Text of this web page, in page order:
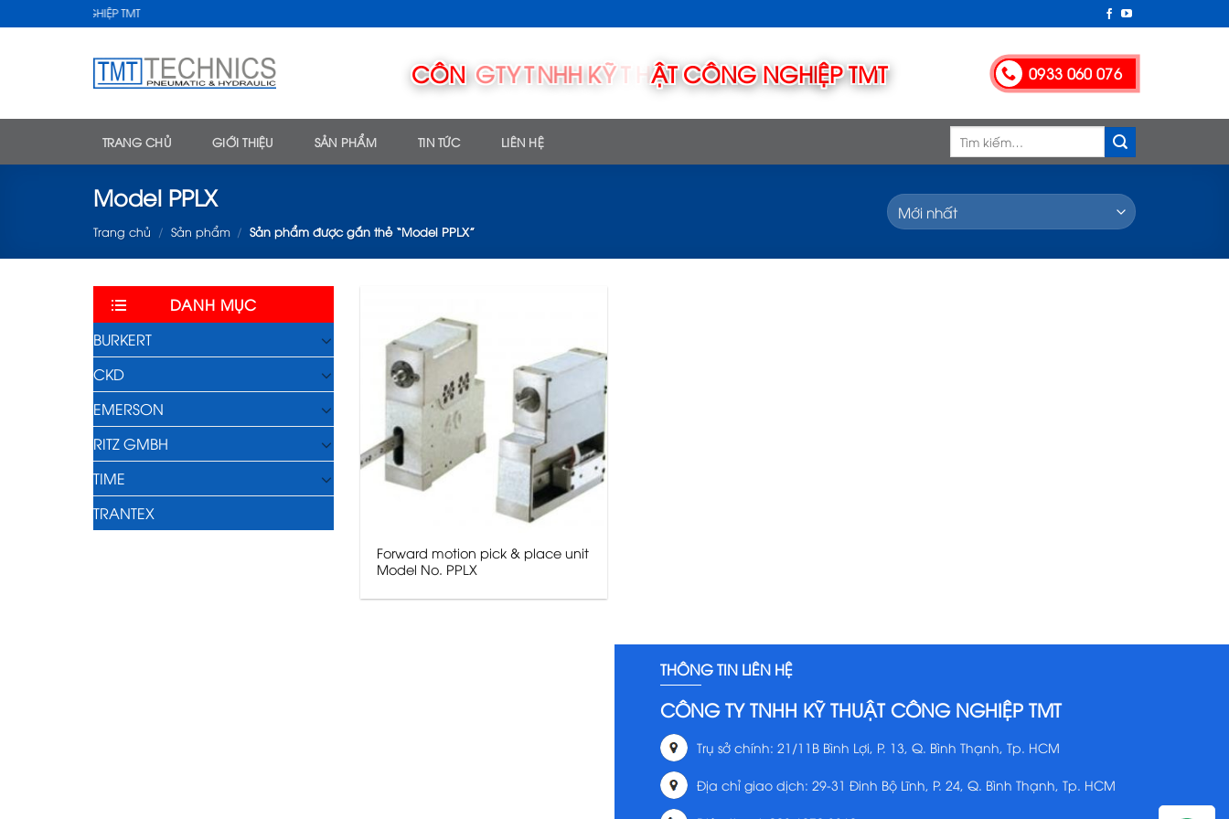
to
CÔNG NGHIỆP TMT
0933 060 076
TRANG CHỦ GIỚI THIỆU SẢN PHẨM TIN TỨC LIÊN HỆ
Tìm
kiếm:
Model PPLX
Trang chủ / Sản phẩm / Sản phẩm được gắn thẻ “Model PPLX”
DANH MỤC
BURKERT
CKD
EMERSON
RITZ GMBH
TIME
TRANTEX
Forward motion pick & place unit
Model No. PPLX
THÔNG TIN LIÊN HỆ
CÔNG TY TNHH KỸ THUẬT CÔNG NGHIỆP TMT
Trụ sở chính: 21/11B Bình Lợi, P. 13, Q. Bình Thạnh, Tp. HCM
Địa chỉ giao dịch: 29-31 Đinh Bộ Lĩnh, P. 24, Q. Bình Thạnh, Tp. HCM